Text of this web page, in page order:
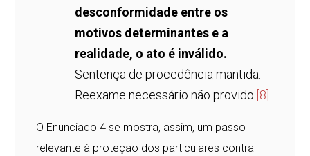
desconformidade entre os
motivos determinantes e a
realidade, o ato é inválido.
Sentença de procedência mantida.
Reexame necessário não provido. [8]
O Enunciado 4 se mostra, assim, um passo
relevante à proteção dos particulares contra